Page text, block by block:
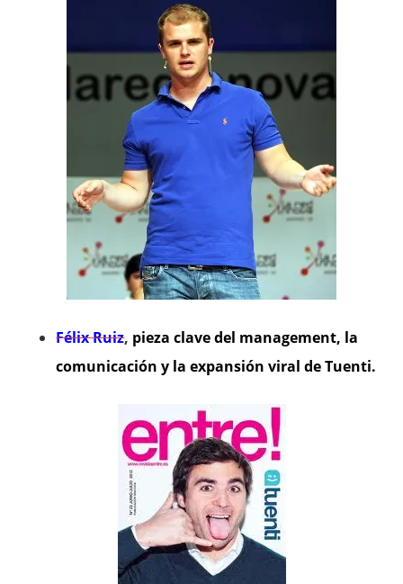
Félix Ruiz, pieza clave del management, la
comunicación y la expansión viral de Tuenti.